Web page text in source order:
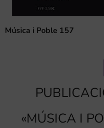
Música i Poble 157
«MÚSICA I